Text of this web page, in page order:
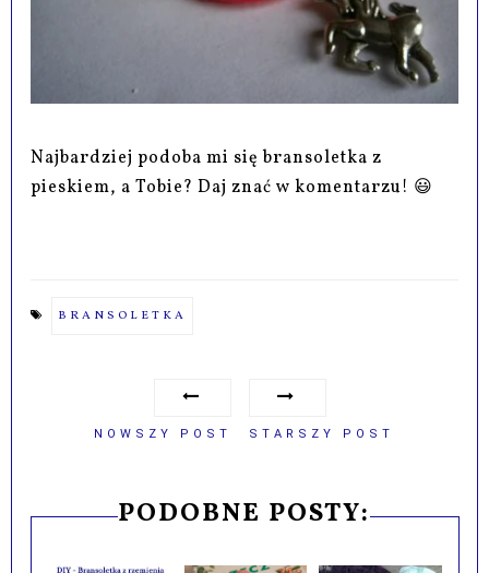
Najbardziej podoba mi się bransoletka z
pieskiem, a Tobie? Daj znać w komentarzu! 😃
BRANSOLETKA
NOWSZY POST STARSZY POST
PODOBNE POSTY: